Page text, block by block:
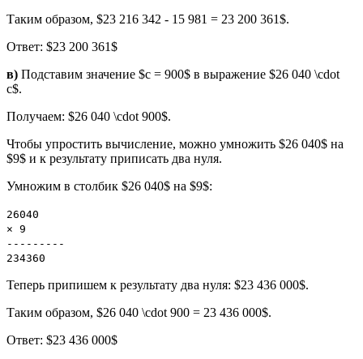
Таким образом, $23 216 342 - 15 981 = 23 200 361$.
Ответ: $23 200 361$
в) Подставим значение $c = 900$ в выражение $26 040 \cdot
c$.
Получаем: $26 040 \cdot 900$.
Чтобы упростить вычисление, можно умножить $26 040$ на
$9$ и к результату приписать два нуля.
Умножим в столбик $26 040$ на $9$:
26040
× 9
---------
234360
Теперь припишем к результату два нуля: $23 436 000$.
Таким образом, $26 040 \cdot 900 = 23 436 000$.
Ответ: $23 436 000$